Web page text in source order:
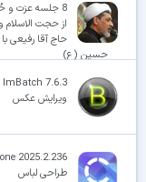
8 جلسه عزت و
از حجت الاسلام
حاج آقا رفیعی
حسین (ع)
ImBatch 7.6.3
ویرایش عکس
2025.2.236
طراحی لباس